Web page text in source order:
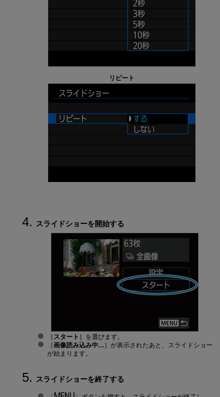
リピート
スライドショーを開始する
［ スタート ］を選びます。
［画像読み込み中... ］が表示されたあと、スライドショー
が始まります。
スライドショーを終了する